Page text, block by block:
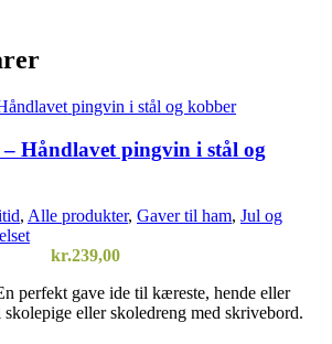
Håndlavet pingvin i stål og
, Alle produkter, Gaver til ham, Jul og
kr.239,00
perfekt gave ide til kæreste, hende eller
eller skoledreng med skrivebord.